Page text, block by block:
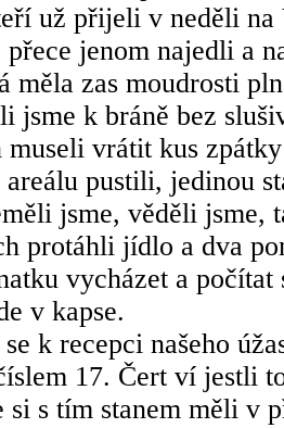
už přijeli v neděli na
přece jenom najedli a
měla zas moudrosti
jsme k bráně bez
vrátit kus
areálu pustili, jedinou
jsme, věděli jsme,
protáhli jídlo a dva
vycházet a
v kapse.
k recepci našeho
17. Čert ví jestli
si s tím stanem měli v